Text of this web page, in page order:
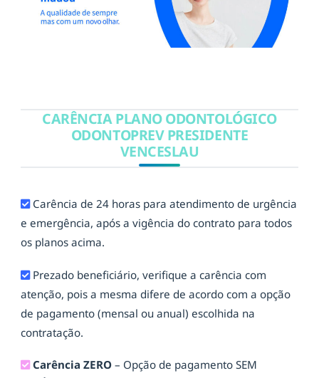
CARÊNCIA PLANO ODONTOLÓGICO
ODONTOPREV PRESIDENTE
VENCESLAU
Carência de 24 horas para atendimento de urgência
e emergência, após a vigência do contrato para todos
os planos acima.
Prezado beneficiário, verifique a carência com
atenção, pois a mesma difere de acordo com a opção
de pagamento (mensal ou anual) escolhida na
contratação.
Carência ZERO – Opção de pagamento SEM